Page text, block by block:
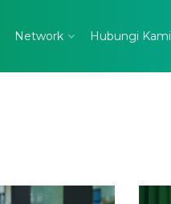
Network Hubungi Kami